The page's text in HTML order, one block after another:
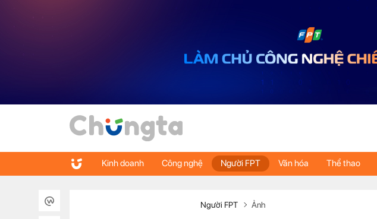
Kinh doanh Công nghệ Người FPT Văn hóa Thể thao
Người FPT Ảnh